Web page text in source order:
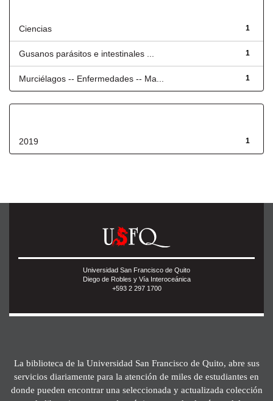
1
Ciencias
1
Gusanos parásitos e intestinales ...
1
Murciélagos -- Enfermedades -- Ma...
1
2019
Universidad San Francisco de Quito
Diego de Robles y Vía Interoceánica
+593 2 297 1700
La biblioteca de la Universidad San Francisco de Quito, abre sus
servicios diariamente para la atención de miles de estudiantes en
donde pueden encontrar una seleccionada y actualizada colección